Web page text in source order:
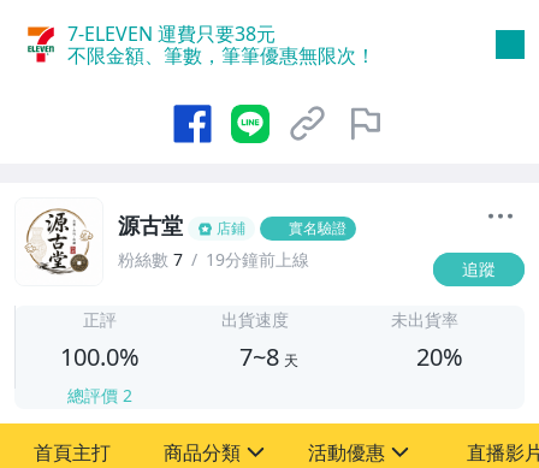
7-ELEVEN 運費只要38元
不限金額、筆數，筆筆優惠無限次！
源古堂 店鋪 實名驗證
粉絲數 7 19分鐘前上線 追蹤
正評
100.0%
總評價 2
出貨速度
7~8 天
未出貨率
20%
首頁主打 商品分類 活動優惠 直播影